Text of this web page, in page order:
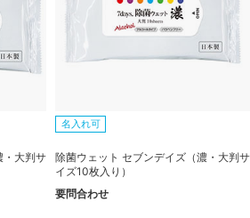
・大判サ
名入れ可
除菌ウェット セブンデイズ（濃・大判サ
イズ10枚入り）
要問合わせ